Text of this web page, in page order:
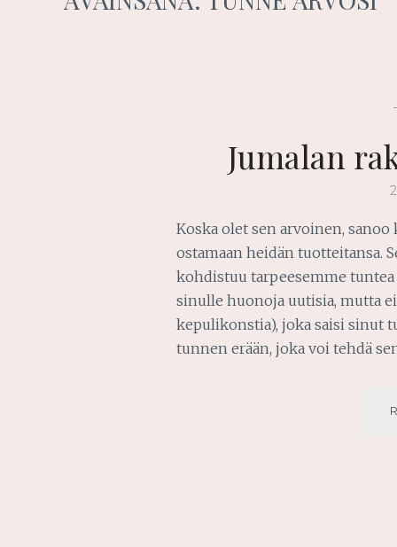
Jumalan
Koska olet sen arvoinen,
ostamaan heidän tuotteitansa.
kohdistuu tarpeesemme
sinulle huonoja uutisia, mutta
kepulikonstia), joka saisi sinut
tunnen erään, joka voi tehdä